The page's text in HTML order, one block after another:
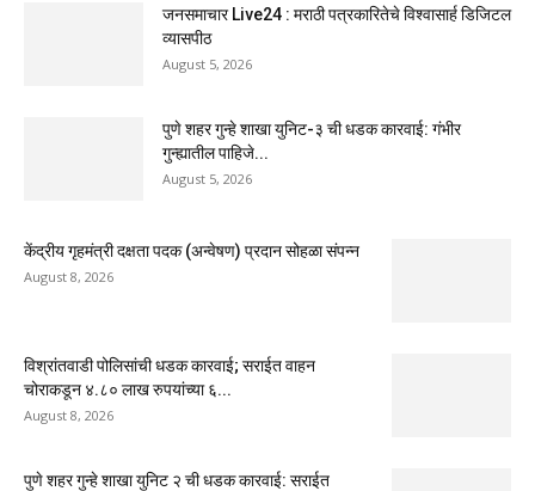
जनसमाचार Live24 : मराठी पत्रकारितेचे विश्वासार्ह डिजिटल
व्यासपीठ
August 5, 2026
पुणे शहर गुन्हे शाखा युनिट-३ ची धडक कारवाई: गंभीर
गुन्ह्यातील पाहिजे...
August 5, 2026
केंद्रीय गृहमंत्री दक्षता पदक (अन्वेषण) प्रदान सोहळा संपन्न
August 8, 2026
विश्रांतवाडी पोलिसांची धडक कारवाई; सराईत वाहन
चोराकडून ४.८० लाख रुपयांच्या ६...
August 8, 2026
पुणे शहर गुन्हे शाखा युनिट २ ची धडक कारवाई: सराईत